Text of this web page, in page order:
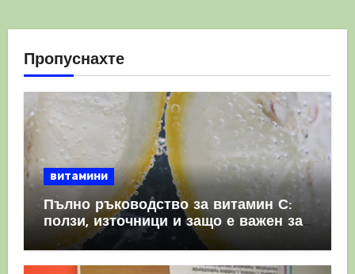
Пропуснахте
витамини
Пълно ръководство за витамин С:
ползи, източници и защо е важен за
имунната система